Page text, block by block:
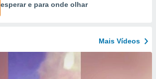
esperar e para onde olhar
Mais Vídeos